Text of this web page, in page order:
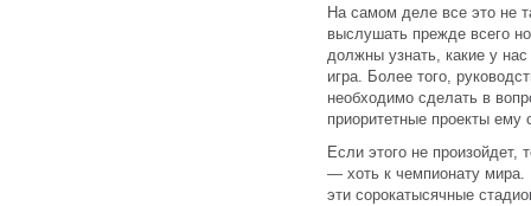
На самом деле все это не
выслушать прежде всего
должны узнать, какие у
игра. Более того,
необходимо сделать в
приоритетные проекты ему
Если этого не произойдет,
— хоть к чемпионату мира.
эти сорокатысячные